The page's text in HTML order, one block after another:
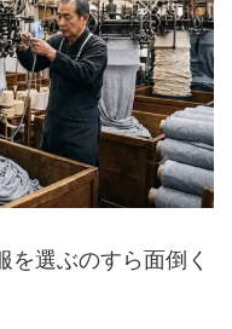
を選ぶのすら面倒く